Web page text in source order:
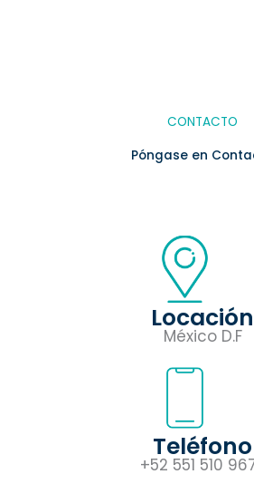
CONTACTO
Póngase en
Locación
México D.F
Teléfono
+52 551 510